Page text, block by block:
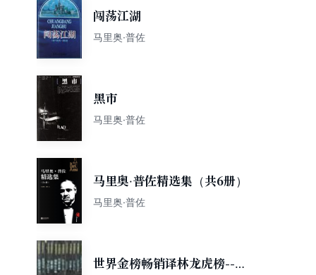
闯荡江湖
马里奥·普佐
黑市
马里奥·普佐
马里奥·普佐精选集（共6册）
马里奥·普佐
世界金榜畅销译林龙虎榜--麦